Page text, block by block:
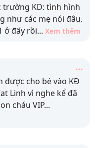
trường KD: tình hình
như các mẹ nói đâu.
ở đấy rồi... Xem thêm
được cho bé vào KĐ
Linh vì nghe kể đã
cháu VIP...